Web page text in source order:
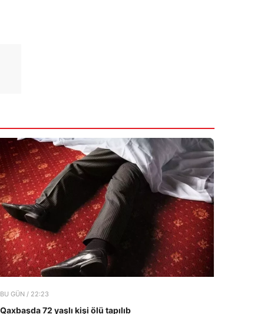
BU GÜN / 22:23
Qaxbaşda 72 yaşlı kişi ölü tapılıb